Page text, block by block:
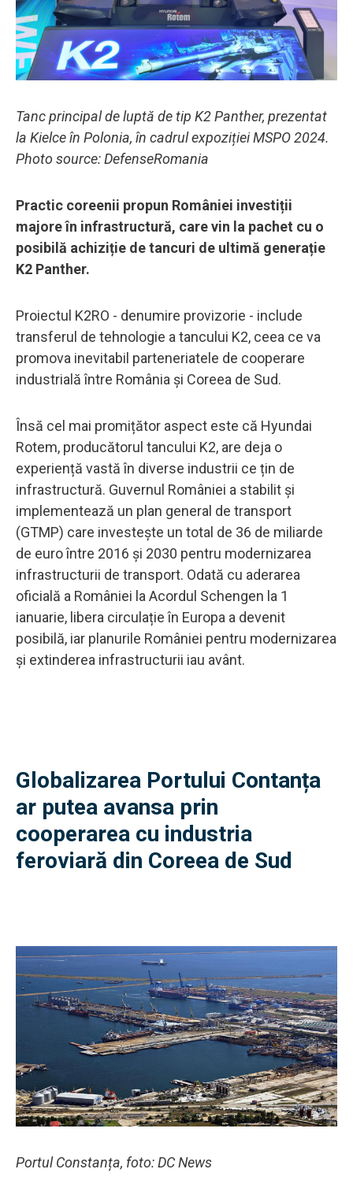
Tanc principal de luptă de tip K2 Panther, prezentat
la Kielce în Polonia, în cadrul expoziției MSPO 2024.
Photo source: DefenseRomania
Practic coreenii propun României investiții
majore în infrastructură, care vin la pachet cu o
posibilă achiziție de tancuri de ultimă generație
K2 Panther.
Proiectul K2RO - denumire provizorie - include
transferul de tehnologie a tancului K2, ceea ce va
promova inevitabil parteneriatele de cooperare
industrială între România și Coreea de Sud.
Însă cel mai promițător aspect este că Hyundai
Rotem, producătorul tancului K2, are deja o
experiență vastă în diverse industrii ce țin de
infrastructură. Guvernul României a stabilit și
implementează un plan general de transport
(GTMP) care investește un total de 36 de miliarde
de euro între 2016 și 2030 pentru modernizarea
infrastructurii de transport. Odată cu aderarea
oficială a României la Acordul Schengen la 1
ianuarie, libera circulație în Europa a devenit
posibilă, iar planurile României pentru modernizarea
și extinderea infrastructurii iau avânt.
Globalizarea Portului Contanța
ar putea avansa prin
cooperarea cu industria
feroviară din Coreea de Sud
Portul Constanța, foto: DC News